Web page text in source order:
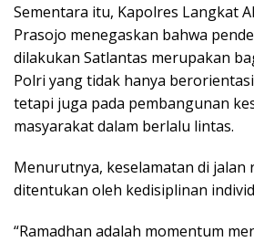
Sementara itu, Kapolres Langkat
Prasojo menegaskan bahwa
dilakukan Satlantas merupakan
Polri yang tidak hanya
tetapi juga pada pembangunan
masyarakat dalam berlalu lintas.
Menurutnya, keselamatan di jalan
ditentukan oleh kedisiplinan
“Ramadhan adalah momentum